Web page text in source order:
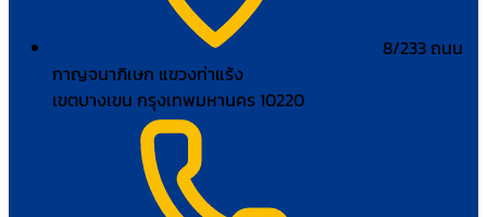
8/233 ถนน
กาญจนาภิเษก แขวงท่าแร้ง
เขตบางเขน กรุงเทพมหานคร 10220